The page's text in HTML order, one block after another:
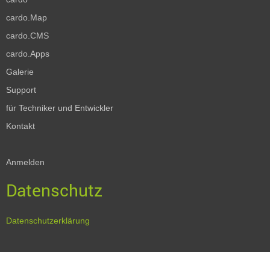
cardo.Map
cardo.CMS
cardo.Apps
Galerie
Support
für Techniker und Entwickler
Kontakt
Anmelden
Datenschutz
Datenschutzerklärung